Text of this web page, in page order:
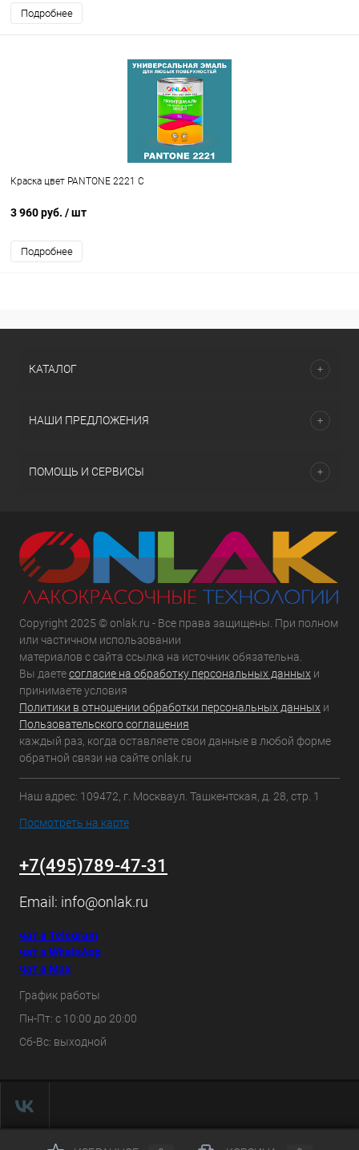
Подробнее
Краска цвет PANTONE 2221 C
3 960 руб. / шт
Подробнее
КАТАЛОГ
НАШИ ПРЕДЛОЖЕНИЯ
ПОМОЩЬ И СЕРВИСЫ
Copyright 2025 © onlak.ru - Все права защищены. При полном
или частичном использовании
материалов с сайта ссылка на источник обязательна.
Вы даетесогласие на обработку персональных данных и
принимаете условия
Политики в отношении обработки персональных данных и
Пользовательского соглашения
каждый раз, когда оставляете свои данные в любой форме
обратной связи на сайте onlak.ru
Наш адрес: 109472, г. Москваул. Ташкентская, д. 28, стр. 1
Посмотреть на карте
+7(495)789-47-31
Email: info@onlak.ru
чат в Telegram
чат в WhatsApp
чат в Max
График работы
Пн-Пт: с 10:00 до 20:00
Сб-Вс: выходной